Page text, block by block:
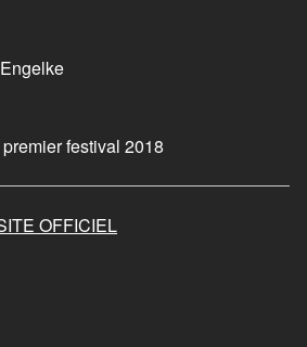
festival 2018
OFFICIEL
Rroû